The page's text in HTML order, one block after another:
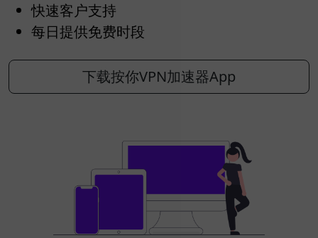
快速客户支持
每日提供免费时段
下载按你VPN加速器App